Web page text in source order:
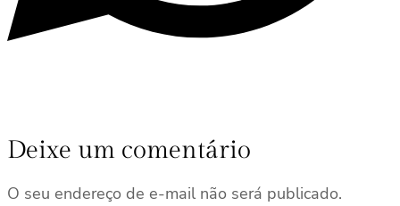
Deixe um comentário
O seu endereço de e-mail não será publicado.